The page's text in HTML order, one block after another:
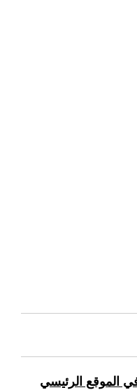
الموقع الرئيسي